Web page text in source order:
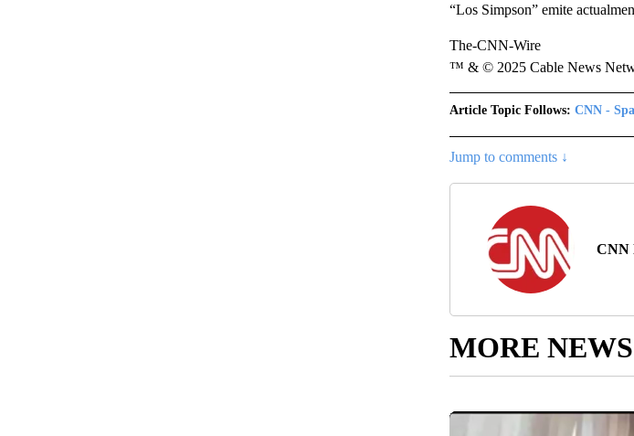
“Los Simpson” emite
The-CNN-Wire
™ & © 2025 Cable News
Article Topic Follows: CNN -
Jump to comments ↓
CNN
MORE NEWS